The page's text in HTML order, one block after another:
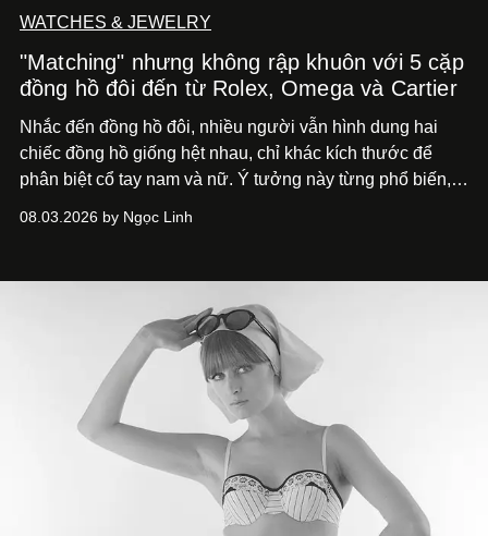
WATCHES & JEWELRY
"Matching" nhưng không rập khuôn với 5 cặp
đồng hồ đôi đến từ Rolex, Omega và Cartier
Nhắc đến đồng hồ đôi, nhiều người vẫn hình dung hai
chiếc đồng hồ giống hệt nhau, chỉ khác kích thước để
phân biệt cổ tay nam và nữ. Ý tưởng này từng phổ biến,
khá rập khuôn. Nói lời tạm biết hai phiên bản nam nữ
mải miết tìm kiếm sự đồng nhất tuyệt đối. Họ để những
đường nét, tỷ lệ và bảng màu nối liền hai thiết kế, dù mỗi
phiên bản vẫn mang linh hồn riêng.
08.03.2026 by Ngọc Linh